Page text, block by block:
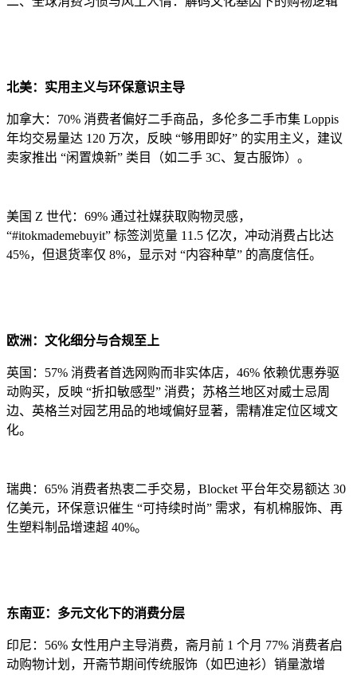
北美：实用主义与环保意识主导
加拿大：70% 消费者偏好二手商品，多伦多二手市集 Loppis
年均交易量达 120 万次，反映 “够用即好” 的实用主义，建议
卖家推出 “闲置焕新” 类目（如二手 3C、复古服饰）。
美国 Z 世代：69% 通过社媒获取购物灵感，
“#itokmademebuyit” 标签浏览量 11.5 亿次，冲动消费占比达
45%，但退货率仅 8%，显示对 “内容种草” 的高度信任。
欧洲：文化细分与合规至上
英国：57% 消费者首选网购而非实体店，46% 依赖优惠券驱
动购买，反映 “折扣敏感型” 消费；苏格兰地区对威士忌周
边、英格兰对园艺用品的地域偏好显著，需精准定位区域文
化。
瑞典：65% 消费者热衷二手交易，Blocket 平台年交易额达 30
亿美元，环保意识催生 “可持续时尚” 需求，有机棉服饰、再
生塑料制品增速超 40%。
东南亚：多元文化下的消费分层
印尼：56% 女性用户主导消费，斋月前 1 个月 77% 消费者启
动购物计划，开斋节期间传统服饰（如巴迪衫）销量激增